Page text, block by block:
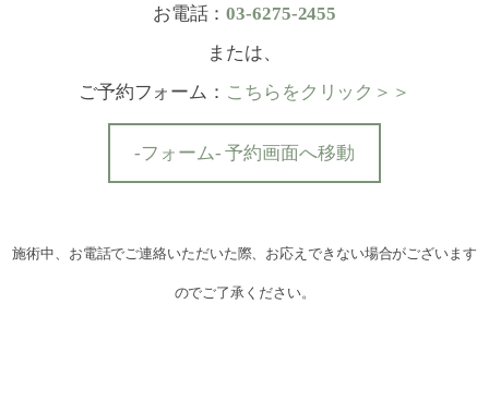
お電話：03-6275-2455
または、
ご予約フォーム： こちらをクリック＞＞
-フォーム- 予約画面へ移動
施術中、お電話でご連絡いただいた際、お応えできない場合がございます
のでご了承ください。